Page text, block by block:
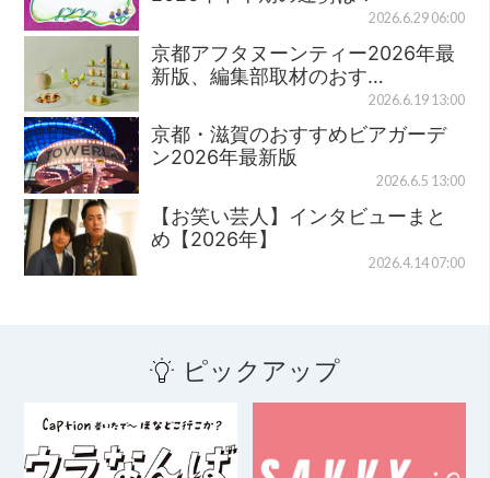
2026.6.29 06:00
京都アフタヌーンティー2026年最
新版、編集部取材のおす…
2026.6.19 13:00
京都・滋賀のおすすめビアガーデ
ン2026年最新版
2026.6.5 13:00
【お笑い芸人】インタビューまと
め【2026年】
2026.4.14 07:00
ピックアップ